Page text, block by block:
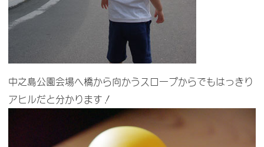
中之島公園会場へ橋から向かうスロープからでもはっきり
アヒルだと分かります！